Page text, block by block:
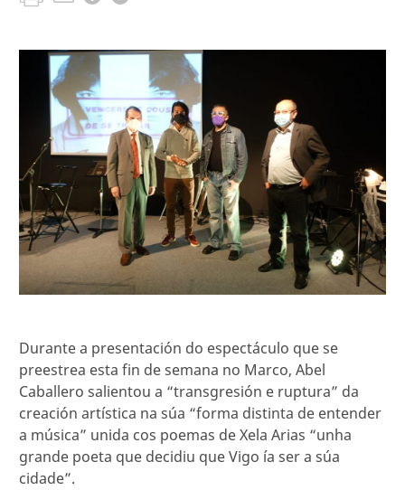
Durante a presentación do espectáculo que se
preestrea esta fin de semana no Marco, Abel
Caballero salientou a “transgresión e ruptura” da
creación artística na súa “forma distinta de entender
a música” unida cos poemas de Xela Arias “unha
grande poeta que decidiu que Vigo ía ser a súa
cidade”.